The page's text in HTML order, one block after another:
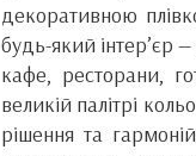
декоративною
будь-який інтер’єр
кафе, ресторани,
великій палітрі
рішення та